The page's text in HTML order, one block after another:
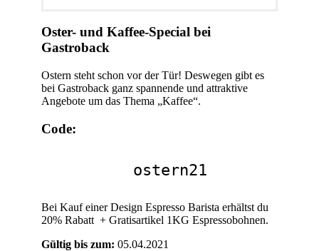
Oster- und Kaffee-Special bei
Gastroback
Ostern steht schon vor der Tür! Deswegen gibt es
bei Gastroback ganz spannende und attraktive
Angebote um das Thema „Kaffee“.
Code:
ostern21
Bei Kauf einer Design Espresso Barista erhältst du
20% Rabatt + Gratisartikel 1KG Espressobohnen.
Gültig bis zum: 05.04.2021